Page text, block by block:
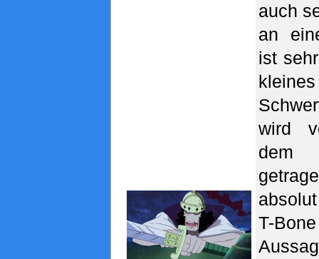
auch
an
ist
wird
T-